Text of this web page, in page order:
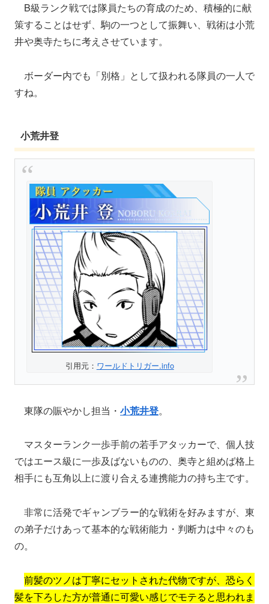
B級ランク戦では隊員たちの育成のため、積極的に献
策することはせず、駒の一つとして振舞い、戦術は小荒
井や奥寺たちに考えさせています。
ボーダー内でも「別格」として扱われる隊員の一人で
すね。
小荒井登
引用元： ワールドトリガー.info
東隊の賑やかし担当・ 小荒井登。
マスターランク一歩手前の若手アタッカーで、個人技
ではエース級に一歩及ばないものの、奥寺と組めば格上
相手にも互角以上に渡り合える連携能力の持ち主です。
非常に活発でギャンブラー的な戦術を好みますが、東
の弟子だけあって基本的な戦術能力・判断力は中々のも
の。
前髪のツノは丁寧にセットされた代物ですが、恐らく
髪を下ろした方が普通に可愛い感じでモテると思われま